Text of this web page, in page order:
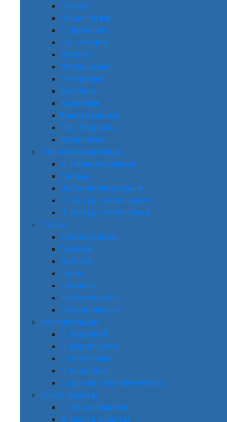
Глухие
Решетчатые
С зеркалом
Со стеклом
Витраж
Филенчатые
Глянцевые
Матовые
Красивые
Декоративные
Под покраску
Крашенные
Теплозвукоизоляция
С терморазрывом
Теплые
Звукоизоляционные
2 контура уплотнения
3 контура уплотнения
Стиль
Современные
Модерн
Хай-тек
Техно
Прованс
Классические
Оригинальные
Комплектация
С коробкой
С фурнитурой
С капителью
С карнизом
Скрытые без наличников
Класс защиты
1 класса защиты
2 класса защиты